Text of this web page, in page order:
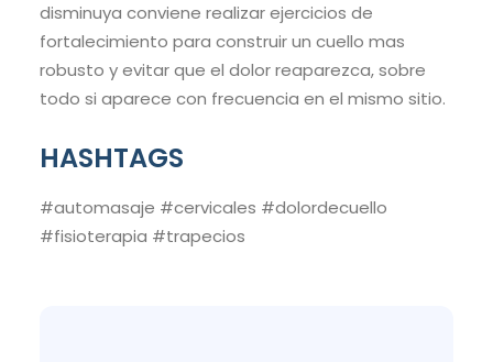
disminuya conviene realizar ejercicios de
fortalecimiento para construir un cuello mas
robusto y evitar que el dolor reaparezca, sobre
todo si aparece con frecuencia en el mismo sitio.
HASHTAGS
#automasaje #cervicales #dolordecuello
#fisioterapia #trapecios